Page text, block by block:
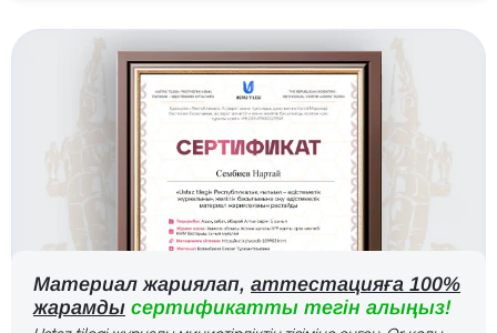
Материал жариялап, аттестацияға 100%
жарамды сертификатты тегін алыңыз!